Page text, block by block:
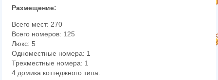
Размещение:
Всего мест: 270
Всего номеров: 125
Люкс: 5
Одноместные номера: 1
Трехместные номера: 1
4 домика коттеджного типа.